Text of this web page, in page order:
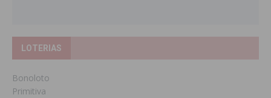
LOTERIAS
Bonoloto
Primitiva